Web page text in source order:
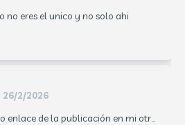
no eres el unico y no solo ahi
26/2/2026
enlace de la publicación en mi otr...